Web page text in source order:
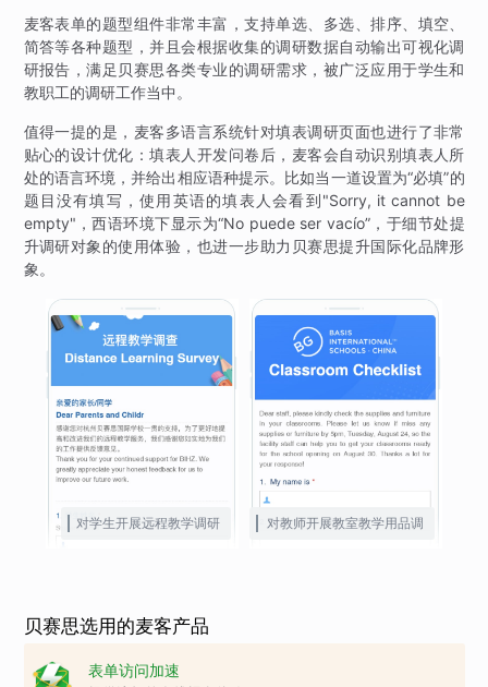
麦客表单的题型组件非常丰富，支持单选、多选、排序、填空、
简答等各种题型，并且会根据收集的调研数据自动输出可视化调
研报告，满足贝赛思各类专业的调研需求，被广泛应用于学生和
教职工的调研工作当中。
值得一提的是，麦客多语言系统针对填表调研页面也进行了非常
贴心的设计优化：填表人开发问卷后，麦客会自动识别填表人所
处的语言环境，并给出相应语种提示。比如当一道设置为“必填”的
题目没有填写，使用英语的填表人会看到"Sorry, it cannot be
empty"，西语环境下显示为“No puede ser vacío”，于细节处提
升调研对象的使用体验，也进一步助力贝赛思提升国际化品牌形
象。
对学生开展远程教学调研
对教师开展教室教学用品调
贝赛思选用的麦客产品
表单访问加速